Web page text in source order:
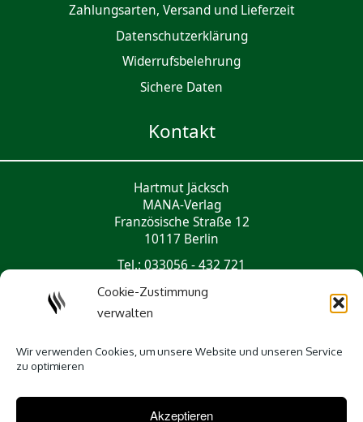
Cookie-Zustimmung
verwalten
Wir verwenden Cookies, um unsere Website und unseren Service
zu optimieren
Akzeptieren
Zahlungsarten, Versand und Lieferzeit
Daten­schutz­er­klärung
Widerrufsbelehrung
Sichere Daten
Kontakt
Hartmut Jäcksch
MANA-Verlag
Französische Straße 12
10117 Berlin
Tel.: 033056 - 432 721
Social Media